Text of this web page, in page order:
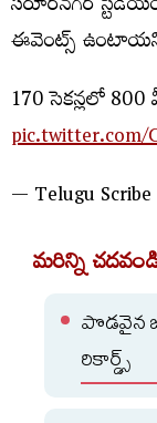
ఈవెంట్స్
170 సెకన్లలో
pic.twitter.com/
— Telugu
మరిన్ని
పొడవైన
రికార్డ్స్